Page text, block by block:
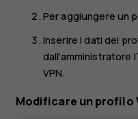
Per aggiungere un
Inserire i dati del
dall'amministratore
VPN.
Modificare un profilo